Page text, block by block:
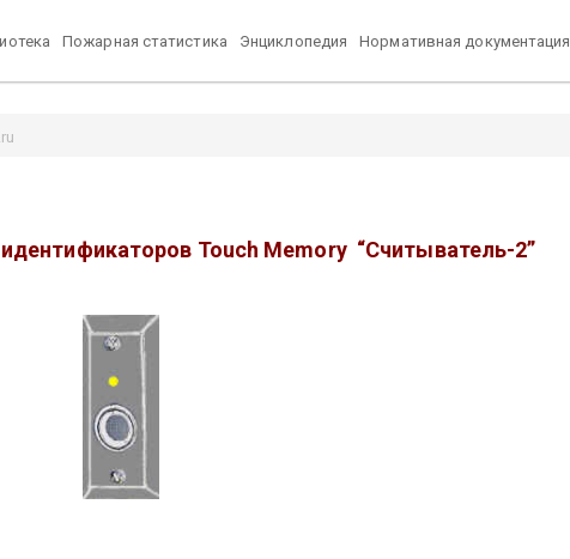
Пожарная статистика Энциклопедия Нормативная документация
Touch Memory “Считыватель-2”